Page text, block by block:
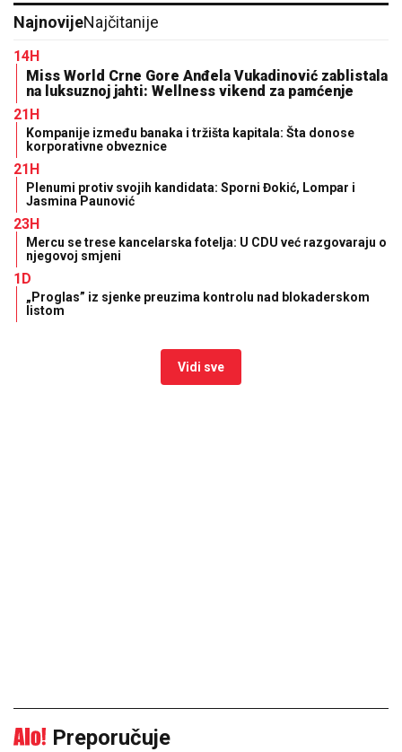
NajnovijeNajčitanije
14H
Miss World Crne Gore Anđela Vukadinović zablistala
na luksuznoj jahti: Wellness vikend za pamćenje
21H
Kompanije između banaka i tržišta kapitala: Šta donose
korporativne obveznice
21H
Plenumi protiv svojih kandidata: Sporni Đokić, Lompar i
Jasmina Paunović
23H
Mercu se trese kancelarska fotelja: U CDU već razgovaraju o
njegovoj smjeni
1D
„Proglas” iz sjenke preuzima kontrolu nad blokaderskom
listom
Vidi sve
Preporučuje